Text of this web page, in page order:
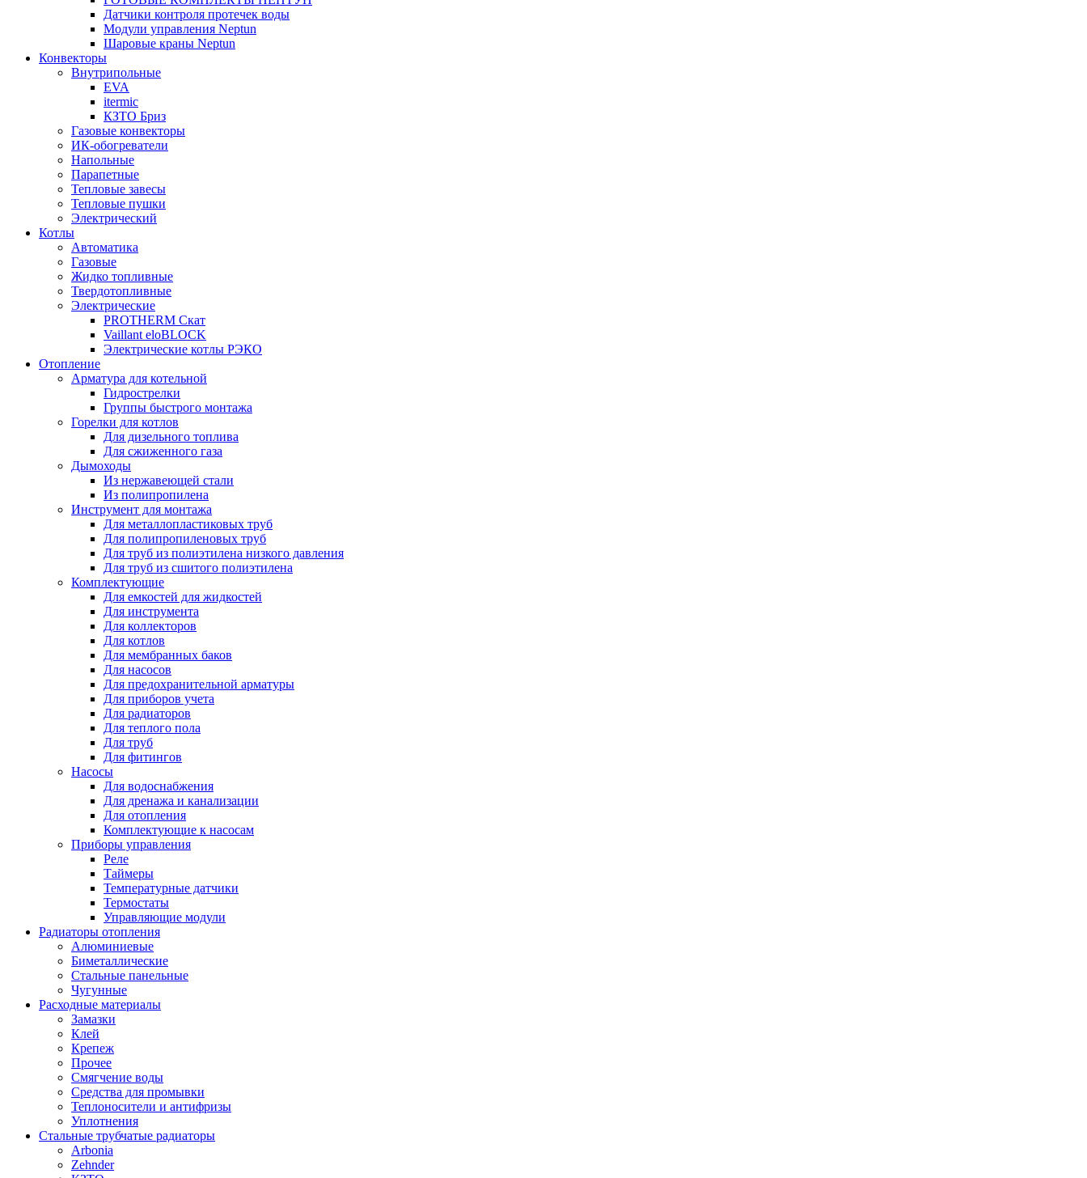
Датчики контроля протечек воды
Модули управления Neptun
Шаровые краны Neptun
Конвекторы
Внутрипольные
EVA
itermic
КЗТО Бриз
Газовые конвекторы
ИК-обогреватели
Напольные
Парапетные
Тепловые завесы
Тепловые пушки
Электрический
Котлы
Автоматика
Газовые
Жидко топливные
Твердотопливные
Электрические
PROTHERM Скат
Vaillant eloBLOCK
Электрические котлы РЭКО
Отопление
Арматура для котельной
Гидрострелки
Группы быстрого монтажа
Горелки для котлов
Для дизельного топлива
Для сжиженного газа
Дымоходы
Из нержавеющей стали
Из полипропилена
Инструмент для монтажа
Для металлопластиковых труб
Для полипропиленовых труб
Для труб из полиэтилена низкого давления
Для труб из сшитого полиэтилена
Комплектующие
Для емкостей для жидкостей
Для инструмента
Для коллекторов
Для котлов
Для мембранных баков
Для насосов
Для предохранительной арматуры
Для приборов учета
Для радиаторов
Для теплого пола
Для труб
Для фитингов
Насосы
Для водоснабжения
Для дренажа и канализации
Для отопления
Комплектующие к насосам
Приборы управления
Реле
Таймеры
Температурные датчики
Термостаты
Управляющие модули
Радиаторы отопления
Алюминиевые
Биметаллические
Стальные панельные
Чугунные
Расходные материалы
Замазки
Клей
Крепеж
Прочее
Смягчение воды
Средства для промывки
Теплоносители и антифризы
Уплотнения
Стальные трубчатые радиаторы
Arbonia
Zehnder